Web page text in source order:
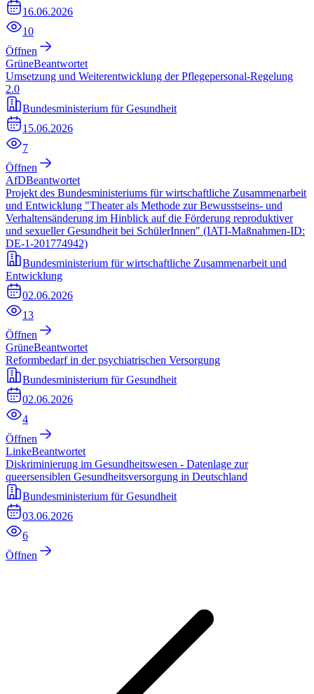
16.06.2026
10
Öffnen
GrüneBeantwortet
Umsetzung und Weiterentwicklung der Pflegepersonal-Regelung
2.0
Bundesministerium für Gesundheit
15.06.2026
7
Öffnen
AfDBeantwortet
Projekt des Bundesministeriums für wirtschaftliche Zusammenarbeit
und Entwicklung "Theater als Methode zur Bewusstseins- und
Verhaltensänderung im Hinblick auf die Förderung reproduktiver
und sexueller Gesundheit bei SchülerInnen" (IATI-Maßnahmen-ID:
DE-1-201774942)
Bundesministerium für wirtschaftliche Zusammenarbeit und
Entwicklung
02.06.2026
13
Öffnen
GrüneBeantwortet
Reformbedarf in der psychiatrischen Versorgung
Bundesministerium für Gesundheit
02.06.2026
4
Öffnen
LinkeBeantwortet
Diskriminierung im Gesundheitswesen - Datenlage zur
queersensiblen Gesundheitsversorgung in Deutschland
Bundesministerium für Gesundheit
03.06.2026
6
Öffnen